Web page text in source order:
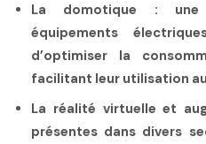
La domotique : une
équipements
d’optimiser la
facilitant leur utilisation
La réalité virtuelle et
présentes dans divers